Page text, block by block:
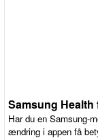
Samsung
Har du en Samsung-
ændring i appen få